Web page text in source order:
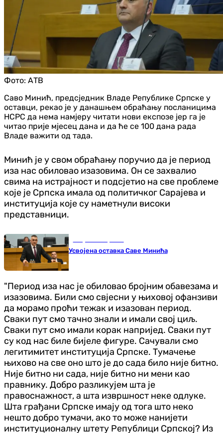
Фото: АТВ
Саво Минић, предсједник Владе Републике Српске у
оставци, рекао је у данашњем обраћању посланицима
НСРС да нема намјеру читати нови експозе јер га је
читао прије мјесец дана и да ће се 100 дана рада
Владе важити од тада.
Минић је у свом обраћању поручио да је период
иза нас обиловао изазовима. Он се захвалио
свима на истрајност и подсјетио на све проблеме
које је Српска имала од политичког Сарајева и
институција које су наметнули високи
представници.
Усвојена оставка Саве Минића
"Период иза нас је обиловао бројним обавезама и
изазовима. Били смо свјесни у њиховој офанзиви
да морамо проћи тежак и изазован период.
Сваки пут смо тачно знали и имали свој циљ.
Сваки пут смо имали корак напријед. Сваки пут
су код нас биле бијеле фигуре. Сачували смо
легитимитет институција Српске. Тумачење
њихово на све оно што је до сада било није битно.
Није битно ни сада, није битно ни мени као
правнику. Добро разликујем шта је
правоснажност, а шта извршност неке одлуке.
Шта грађани Српске имају од тога што неко
нешто добро тумачи, ако то може нанијети
институционалну штету Републици Српској? Из